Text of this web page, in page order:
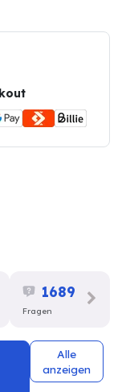
1689
Fragen
Alle
anzeigen